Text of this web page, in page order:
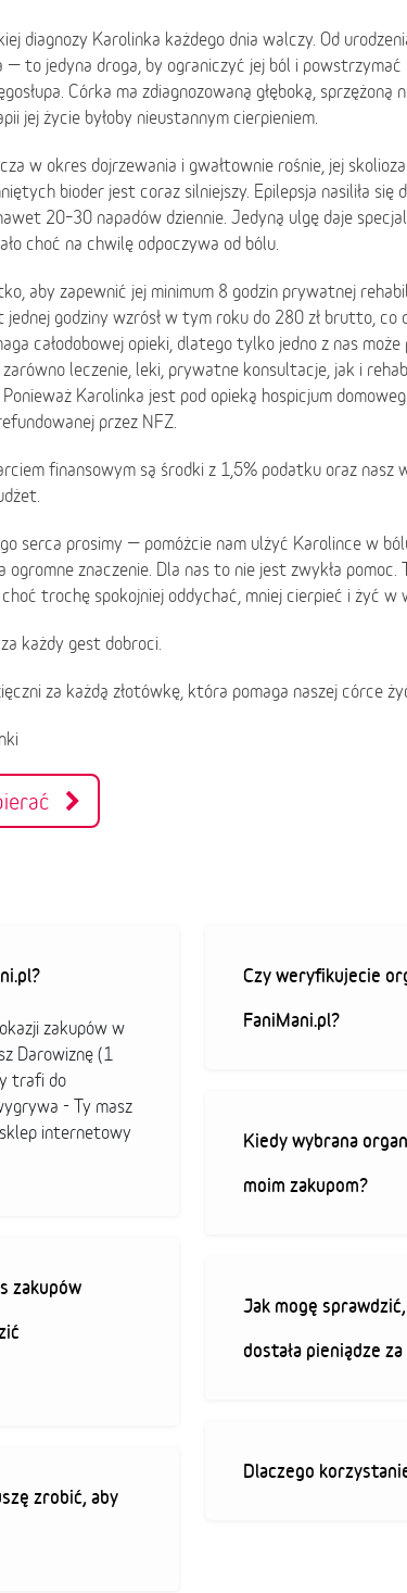
diagnozy Karolinka każdego dnia walczy. Od
to jedyna droga, by ograniczyć jej ból i powstrzymać
Córka ma zdiagnozowaną głęboką, sprzężoną
jej życie byłoby nieustannym cierpieniem.
w okres dojrzewania i gwałtownie rośnie, jej skolioza
bioder jest coraz silniejszy. Epilepsja nasiliła się
20–30 napadów dziennie. Jedyną ulgę daje
choć na chwilę odpoczywa od bólu.
aby zapewnić jej minimum 8 godzin prywatnej
godziny wzrósł w tym roku do 280 zł brutto, co
całodobowej opieki, dlatego tylko jedno z nas może
leczenie, leki, prywatne konsultacje, jak i
Ponieważ Karolinka jest pod opieką hospicjum
przez NFZ.
finansowym są środki z 1,5% podatku oraz nasz
serca prosimy — pomóżcie nam ulżyć Karolince w
ogromne znaczenie. Dla nas to nie jest zwykła pomoc.
choć trochę spokojniej oddychać, mniej cierpieć i żyć w
każdy gest dobroci.
za każdą złotówkę, która pomaga naszej córce
zakupów w
Darowiznę (1
trafi do
- Ty masz
internetowy
zakupów
zrobić, aby
Czy weryfikujecie
FaniMani.pl?
Kiedy wybrana
moim zakupom?
Jak mogę
dostała pieniądze
Dlaczego